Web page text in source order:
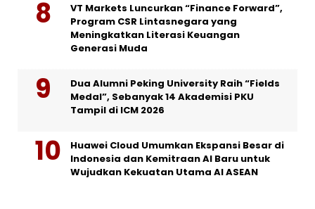
VT Markets Luncurkan “Finance Forward”,
Program CSR Lintasnegara yang
Meningkatkan Literasi Keuangan
Generasi Muda
Dua Alumni Peking University Raih “Fields
Medal”, Sebanyak 14 Akademisi PKU
Tampil di ICM 2026
Huawei Cloud Umumkan Ekspansi Besar di
Indonesia dan Kemitraan AI Baru untuk
Wujudkan Kekuatan Utama AI ASEAN